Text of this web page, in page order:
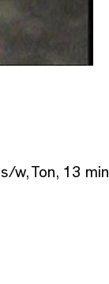
w, Ton, 13 min